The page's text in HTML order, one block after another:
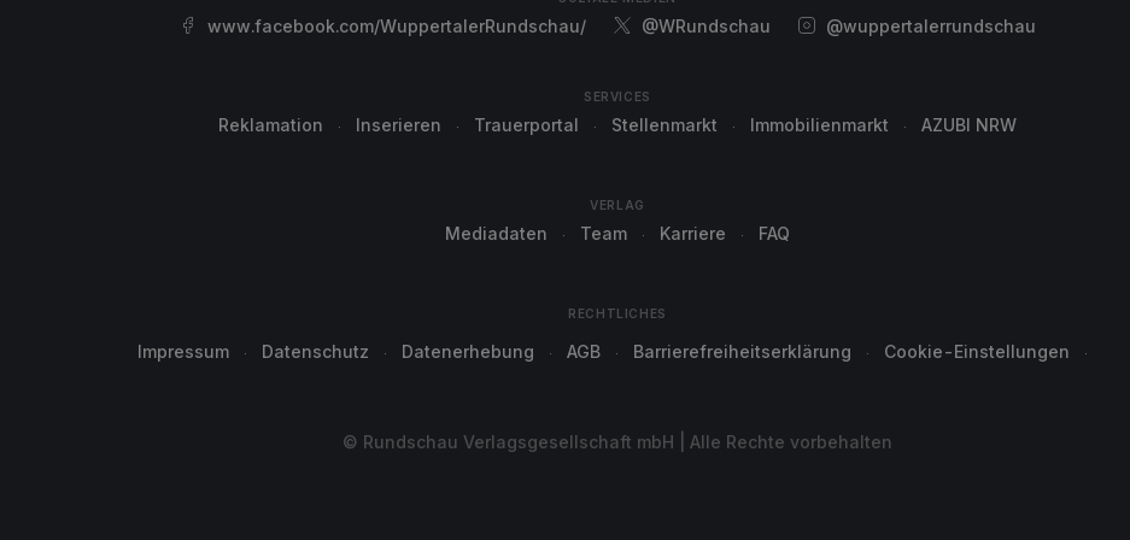
www.facebook.com/WuppertalerRundschau/ @WRundschau @wuppertalerrundschau
SERVICES
Reklamation Inserieren Trauerportal Stellenmarkt Immobilienmarkt AZUBI NRW
VERLAG
Mediadaten Team Karriere FAQ
RECHTLICHES
Impressum Datenschutz Datenerhebung AGB Barrierefreiheitserklärung Cookie-Einstellungen
© Rundschau Verlagsgesellschaft mbH | Alle Rechte vorbehalten